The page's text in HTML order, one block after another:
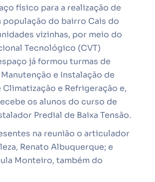
físico para a realização de
população do bairro Cais do
vizinhas, por meio do
Tecnológico (CVT)
já formou turmas de
e Instalação de
e Refrigeração e,
os alunos do curso de
Predial de Baixa Tensão.
na reunião o articulador
Renato Albuquerque; e
Monteiro, também do